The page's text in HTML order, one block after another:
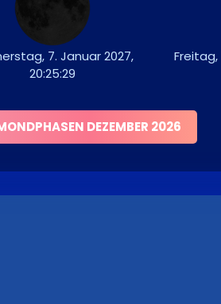
7. Januar 2027,
20:25:29
Freitag,
DEZEMBER 2026